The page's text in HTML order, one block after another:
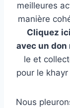
meilleures
manière
Cliquez
avec un don
le et
pour le
Nous